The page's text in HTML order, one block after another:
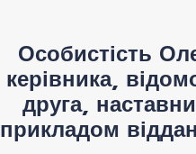
Особистість
керівника,
друга,
прикладом